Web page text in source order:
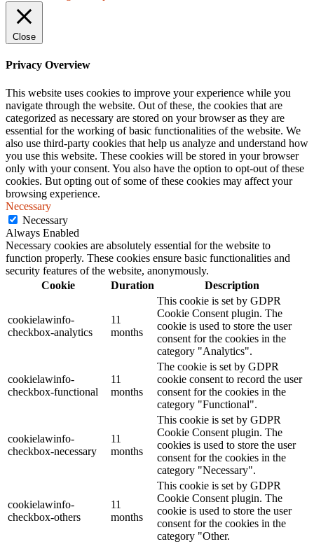
Close
Privacy Overview
This website uses cookies to improve your experience while you
navigate through the website. Out of these, the cookies that are
categorized as necessary are stored on your browser as they are
essential for the working of basic functionalities of the website. We
also use third-party cookies that help us analyze and understand how
you use this website. These cookies will be stored in your browser
only with your consent. You also have the option to opt-out of these
cookies. But opting out of some of these cookies may affect your
browsing experience.
Necessary
Necessary
Always Enabled
Necessary cookies are absolutely essential for the website to
function properly. These cookies ensure basic functionalities and
security features of the website, anonymously.
Cookie
Duration Description
cookielawinfo-
checkbox-analytics
11
months
This cookie is set by GDPR
Cookie Consent plugin. The
cookie is used to store the user
consent for the cookies in the
category "Analytics".
cookielawinfo-
checkbox-functional
11
months
The cookie is set by GDPR
cookie consent to record the user
consent for the cookies in the
category "Functional".
cookielawinfo-
checkbox-necessary
11
months
This cookie is set by GDPR
Cookie Consent plugin. The
cookies is used to store the user
consent for the cookies in the
category "Necessary".
cookielawinfo-
checkbox-others
11
months
This cookie is set by GDPR
Cookie Consent plugin. The
cookie is used to store the user
consent for the cookies in the
category "Other.